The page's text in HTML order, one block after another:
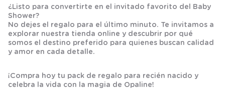
¿Listo para convertirte en el invitado favorito del Baby
Shower?
No dejes el regalo para el último minuto. Te invitamos a
explorar nuestra tienda online y descubrir por qué
somos el destino preferido para quienes buscan calidad
y amor en cada detalle.
¡Compra hoy tu pack de regalo para recién nacido y
celebra la vida con la magia de Opaline!